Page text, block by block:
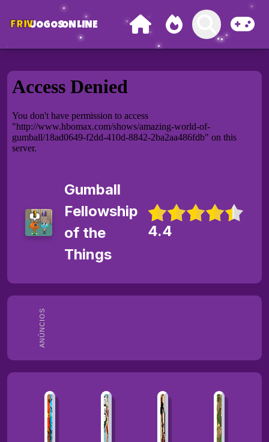
FRIVJOGOSONLINE
ANÚNCIOS
Gumball
Fellowship
of the
Things
4.4